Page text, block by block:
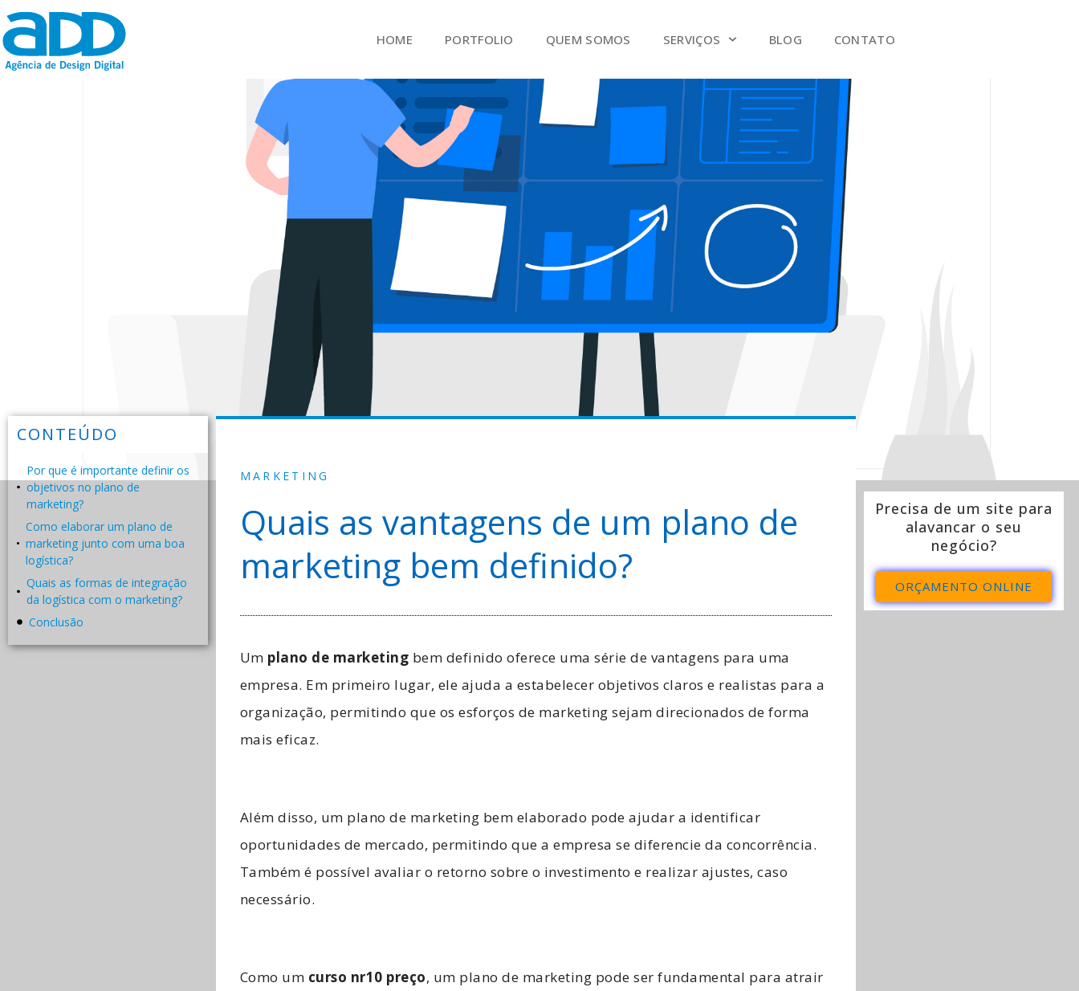
HOME PORTFOLIO QUEM SOMOS SERVIÇOS BLOG CONTATO
CONTEÚDO
Por que é importante definir os
objetivos no plano de
marketing?
Como elaborar um plano de
marketing junto com uma boa
logística?
Quais as formas de integração
da logística com o marketing?
Conclusão
MARKETING
Quais as vantagens de um plano de
marketing bem definido?
Um plano de marketing bem definido oferece uma série de vantagens para uma
empresa. Em primeiro lugar, ele ajuda a estabelecer objetivos claros e realistas para a
organização, permitindo que os esforços de marketing sejam direcionados de forma
mais eficaz.
Além disso, um plano de marketing bem elaborado pode ajudar a identificar
oportunidades de mercado, permitindo que a empresa se diferencie da concorrência.
Também é possível avaliar o retorno sobre o investimento e realizar ajustes, caso
necessário.
Como um curso nr10 preço, um plano de marketing pode ser fundamental para atrair
Precisa de um site para
alavancar o seu
negócio?
ORÇAMENTO ONLINE